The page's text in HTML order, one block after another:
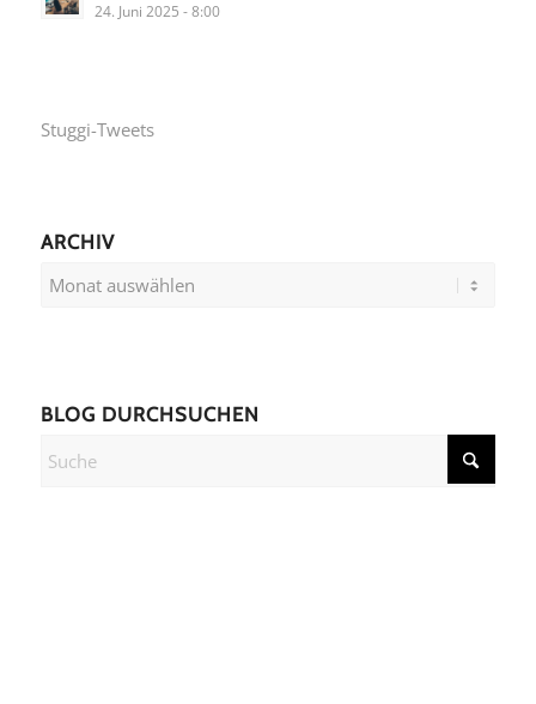
24. Juni 2025 - 8:00
Stuggi-Tweets
ARCHIV
BLOG DURCHSUCHEN